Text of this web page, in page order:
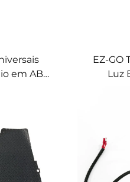
em ABS
EZ-GO
Luz